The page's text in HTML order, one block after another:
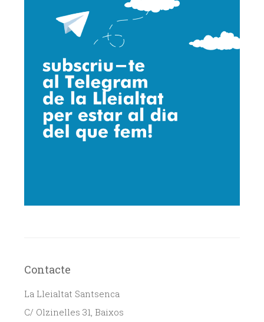
Contacte
La Lleialtat Santsenca
C/ Olzinelles 31, Baixos